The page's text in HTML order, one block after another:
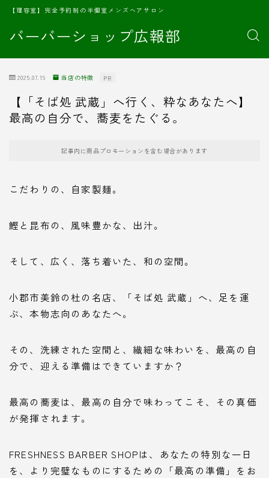
バーバーショップ広報部
【理容室】完全予約制の半個室メンズヘアサロン
2025.07.19 当店の特徴 PR
【「そば処 武蔵」へ行く、粋なあなたへ】
最高の自分で、蕎麦をたぐる。
記事内に商品プロモーションを含む場合があります
こだわりの、自家製麺。
鰹と昆布の、風味豊かな、出汁。
そして、広く、落ち着いた、和の空間。
小郡市美鈴の杜の名店、「そば処 武蔵」へ、足を運
ぶ、本物志向のあなたへ。
その、洗練された空間と、繊細な味わいを、最高の自
分で、迎える準備はできていますか？
最高の蕎麦は、最高の自分で味わってこそ、その真価
が発揮されます。
FRESHNESS BARBER SHOPは、あなたの特別な一日
を、より完璧なものにするための「最高の準備」をお